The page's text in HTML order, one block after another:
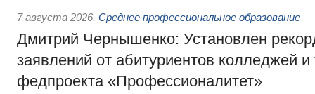
7 августа 2026, Среднее профессиональное образование
Дмитрий Чернышенко: Установлен
заявлений от абитуриентов колледжей и
федпроекта «Профессионалитет»